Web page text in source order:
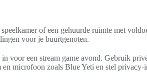
of een gehuurde ruimte met
voor je buurtgenoten.
voor een stream game avond. Gebruik
microfoon zoals Blue Yeti en stel privacy-